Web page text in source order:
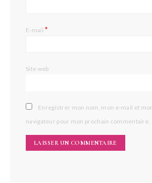
E-mail*
Site web
Enregistrer mon nom, mon e-mail et
navigateur pour mon prochain commentaire.